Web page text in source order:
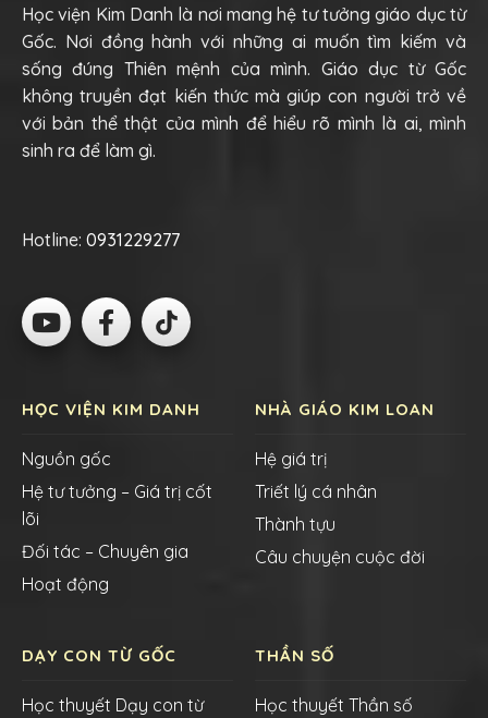
Học viện Kim Danh là nơi mang hệ tư tưởng giáo dục từ
Gốc. Nơi đồng hành với những ai muốn tìm kiếm và
sống đúng Thiên mệnh của mình. Giáo dục từ Gốc
không truyền đạt kiến thức mà giúp con người trở về
với bản thể thật của mình để hiểu rõ mình là ai, mình
sinh ra để làm gì.
Hotline: 0931229277
HỌC VIỆN KIM DANH
Nguồn gốc
Hệ tư tưởng – Giá trị cốt
lõi
Đối tác – Chuyên gia
Hoạt động
NHÀ GIÁO KIM LOAN
Hệ giá trị
Triết lý cá nhân
Thành tựu
Câu chuyện cuộc đời
DẠY CON TỪ GỐC
Học thuyết Dạy con từ
THẦN SỐ
Học thuyết Thần số